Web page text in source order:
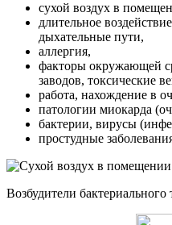
сухой воздух в
длительное
дыхательные пути,
аллергия,
факторы окружающей
заводов, токсические
работа, нахождение в
патологии миокарда
бактерии, вирусы
простудные
Возбудители бактериального